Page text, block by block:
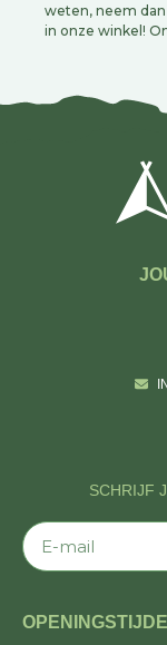
weten, neem
in onze winkel!
SCHRIJF
E-mail